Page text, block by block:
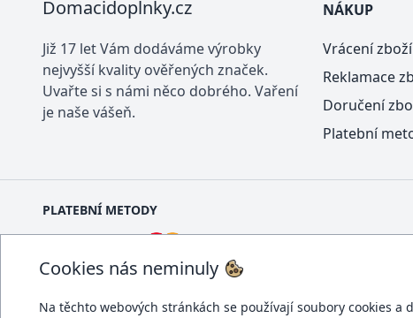
Cookies nás neminuly
Na těchto webových stránkách se používají soubory cookies
Domacidoplnky.cz
Již 17 let Vám dodáváme výrobky
nejvyšší kvality ověřených značek.
Uvařte si s námi něco dobrého. Vaření
je naše vášeň.
NÁKUP
Vrácení zboží
Reklamace
Doručení
Platební
PLATEBNÍ METODY